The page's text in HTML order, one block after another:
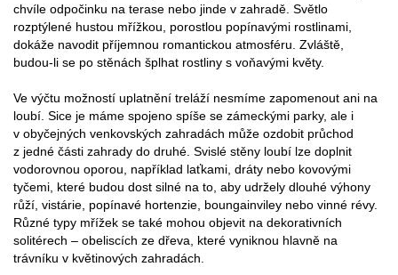
chvíle odpočinku na terase nebo jinde v zahradě. Světlo
rozptýlené hustou mřížkou, porostlou popínavými rostlinami,
dokáže navodit příjemnou romantickou atmosféru. Zvláště,
budou-li se po stěnách šplhat rostliny s voňavými květy.
Ve výčtu možností uplatnění treláží nesmíme zapomenout ani na
loubí. Sice je máme spojeno spíše se zámeckými parky, ale i
v obyčejných venkovských zahradách může ozdobit průchod
z jedné části zahrady do druhé. Svislé stěny loubí lze doplnit
vodorovnou oporou, například laťkami, dráty nebo kovovými
tyčemi, které budou dost silné na to, aby udržely dlouhé výhony
růží, vistárie, popínavé hortenzie, boungainviley nebo vinné révy.
Různé typy mřížek se také mohou objevit na dekorativních
solitérech – obeliscích ze dřeva, které vyniknou hlavně na
trávníku v květinových zahradách.